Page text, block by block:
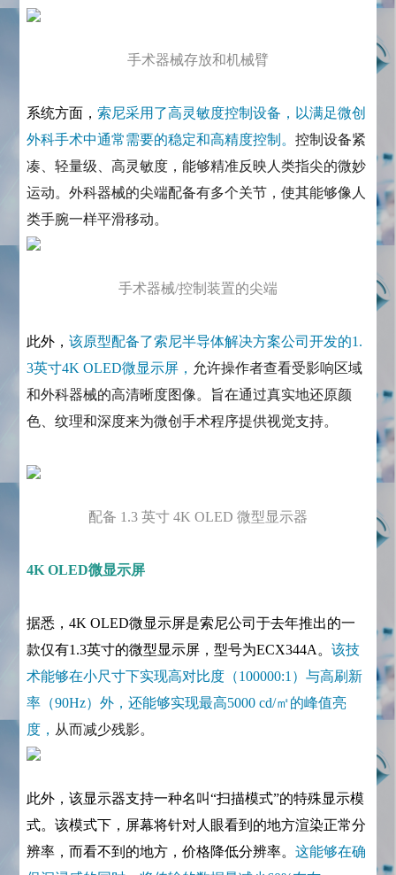
手术器械存放和机械臂
系统方面，索尼采用了高灵敏度控制设备，以满足微创
外科手术中通常需要的稳定和高精度控制。控制设备紧
凑、轻量级、高灵敏度，能够精准反映人类指尖的微妙
运动。外科器械的尖端配备有多个关节，使其能够像人
类手腕一样平滑移动。
手术器械/控制装置的尖端
此外，该原型配备了索尼半导体解决方案公司开发的1.
3英寸4K OLED微显示屏， 允许操作者查看受影响区域
和外科器械的高清晰度图像。旨在通过真实地还原颜
色、纹理和深度来为微创手术程序提供视觉支持。
配备 1.3 英寸 4K OLED 微型显示器
4K OLED微显示屏
据悉，4K OLED微显示屏是索尼公司于去年推出的一
款仅有1.3英寸的微型显示屏，型号为ECX344A。该技
术能够在小尺寸下实现高对比度（100000:1）与高刷新
率（90Hz）外，还能够实现最高5000 cd/㎡的峰值亮
度， 从而减少残影。
此外，该显示器支持一种名叫“扫描模式”的特殊显示模
式。该模式下，屏幕将针对人眼看到的地方渲染正常分
辨率，而看不到的地方，价格降低分辨率。这能够在确